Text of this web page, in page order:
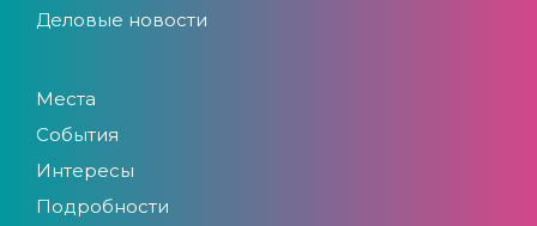
Деловые новости
Места
События
Интересы
Подробности